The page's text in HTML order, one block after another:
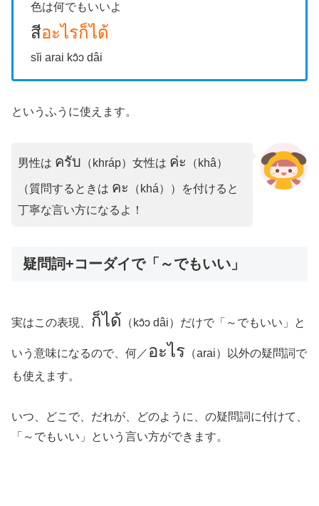
色は何でもいいよ
สีอะไรก็ได้
sĭi arai kɔ̂ɔ dâi
というふうに使えます。
男性は ครับ （khráp）女性は ค่ะ （khâ）
（質問するときは คะ
（khá））を付けると
丁寧な言い方になるよ！
疑問詞+コーダイで「～でもいい」
実はこの表現、 ก็ได้ （kɔ̂ɔ dâi）だけで「～でもいい」と
いう意味になるので、何／ อะไร （arai）以外の疑問詞で
も使えます。
いつ、どこで、だれが、どのように、の疑問詞に付けて、
「～でもいい」という言い方ができます。